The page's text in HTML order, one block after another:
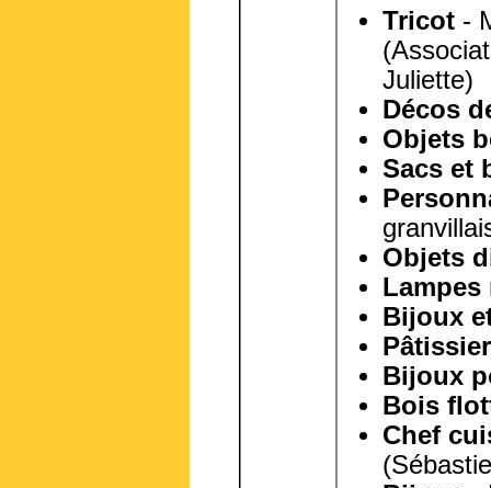
Tricot-
Juliette)
Décos
Objets
Sacs et
Objets
Lampes
Bijoux
Pâtissier
Bijoux
Bois
Chef